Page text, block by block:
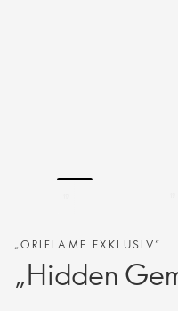
„ORIFLAME EXKLUSIV“
„Hidden